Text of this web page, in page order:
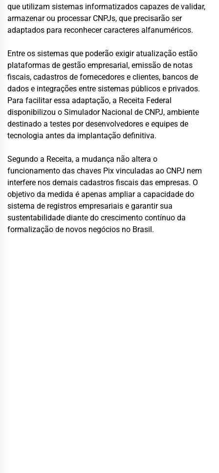
que utilizam sistemas informatizados capazes de validar,
armazenar ou processar CNPJs, que precisarão ser
adaptados para reconhecer caracteres alfanuméricos.
Entre os sistemas que poderão exigir atualização estão
plataformas de gestão empresarial, emissão de notas
fiscais, cadastros de fornecedores e clientes, bancos de
dados e integrações entre sistemas públicos e privados.
Para facilitar essa adaptação, a Receita Federal
disponibilizou o Simulador Nacional de CNPJ, ambiente
destinado a testes por desenvolvedores e equipes de
tecnologia antes da implantação definitiva.
Segundo a Receita, a mudança não altera o
funcionamento das chaves Pix vinculadas ao CNPJ nem
interfere nos demais cadastros fiscais das empresas. O
objetivo da medida é apenas ampliar a capacidade do
sistema de registros empresariais e garantir sua
sustentabilidade diante do crescimento contínuo da
formalização de novos negócios no Brasil.